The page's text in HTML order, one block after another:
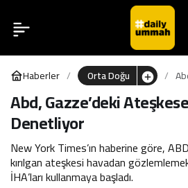
Haberler Orta Doğu
Abd, Gazze’deki
Denetliyor
New York Times’ın haberine göre,
kırılgan ateşkesi havadan
İHA’ları kullanmaya başladı.
Abd, Gazze’deki Ateşkese
Uyumu İha’larla Denetliyor